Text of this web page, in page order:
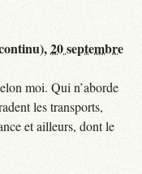
20 septembre
moi. Qui n’aborde
les transports,
et ailleurs, dont le